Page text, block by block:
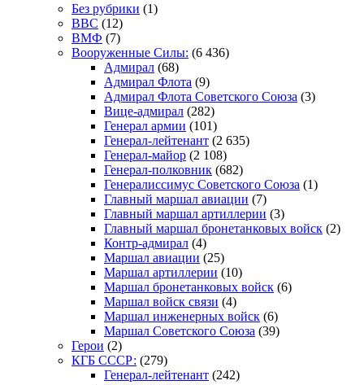
Без рубрики (1)
ВВС (12)
ВМФ (7)
Вооруженные Силы: (6 436)
Адмирал (68)
Адмирал Флота (9)
Адмирал Флота Советского Союза (3)
Вице-адмирал (282)
Генерал армии (101)
Генерал-лейтенант (2 635)
Генерал-майор (2 108)
Генерал-полковник (682)
Генералиссимус Советского Союза (1)
Главный маршал авиации (7)
Главный маршал артиллерии (3)
Главный маршал бронетанковых войск (2)
Контр-адмирал (4)
Маршал авиации (25)
Маршал артиллерии (10)
Маршал бронетанковых войск (6)
Маршал войск связи (4)
Маршал инженерных войск (6)
Маршал Советского Союза (39)
Герои (2)
КГБ СССР: (279)
Генерал-лейтенант (242)